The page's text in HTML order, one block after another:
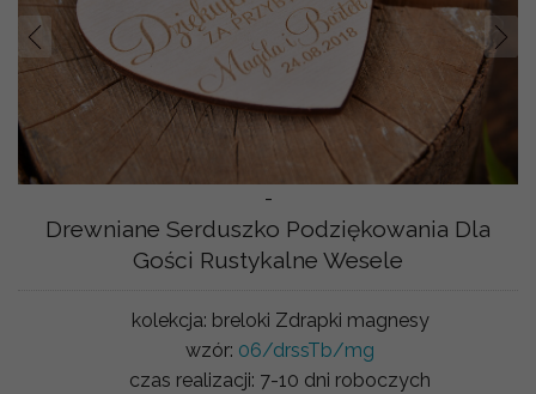
-
Prev
Drewniane Serduszko Podziękowania Dla
Gości Rustykalne Wesele
kolekcja: breloki Zdrapki magnesy
wzór: 06/drssTb/mg
czas realizacji: 7-10 dni roboczych